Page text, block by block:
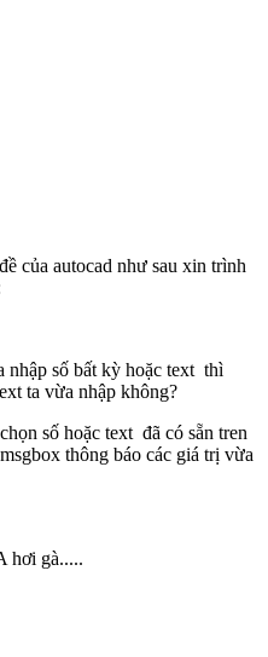
của autocad như sau xin trình
nhập số bất kỳ hoặc text thì
ta vừa nhập không?
số hoặc text đã có sẵn tren
thông báo các giá trị vừa
hơi gà.....